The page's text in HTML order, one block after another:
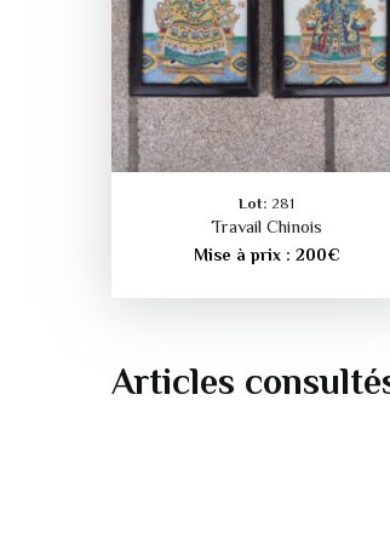
Lot: 281
Travail Chinois
Mise à prix : 200€
Articles